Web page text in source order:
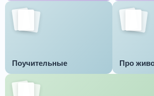
Поучительные Про